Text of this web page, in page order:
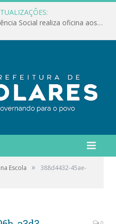
Conselho Municipal de Assistência Social realiza oficina aos servidores
Escola »
388d4432-45ae-